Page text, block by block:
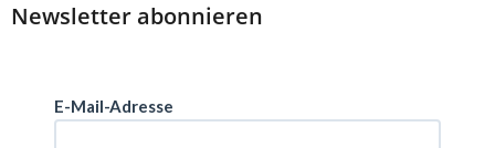
Newsletter abonnieren